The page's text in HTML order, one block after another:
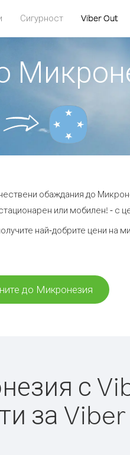
Сигурност Viber Out
обаждания до
или мобилен! - с
най-добрите цени на
до Микронезия
с
за